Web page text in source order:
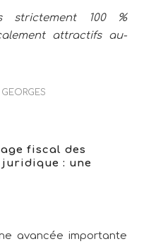
strictement 100 %
attractifs au-
fiscal des
: une
avancée importante